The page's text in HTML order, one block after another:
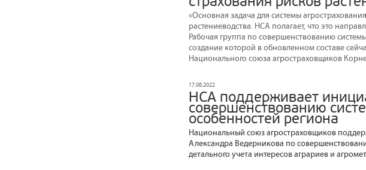
«Основная задача для системы
растениеводства. НСА полагает, что это
Рабочая группа по совершенствованию
создание которой в обновленном составе
Национального союза агростраховщиков
17.08.2022
НСА поддерживает
совершенствованию
особенностей региона
Национальный союз агростраховщиков
Александра Ведерникова по
детального учета интересов аграриев и